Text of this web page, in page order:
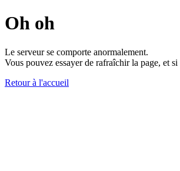
Oh oh
Le serveur se comporte anormalement.
Vous pouvez essayer de rafraîchir la page, et
Retour à l'accueil